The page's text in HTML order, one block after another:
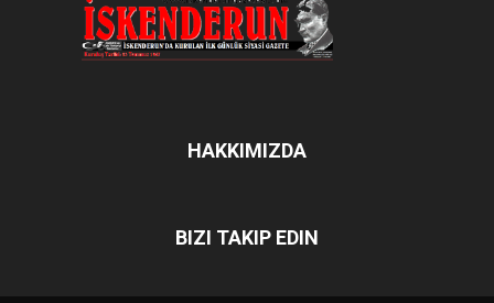
HAKKIMIZDA
BIZI TAKIP EDIN